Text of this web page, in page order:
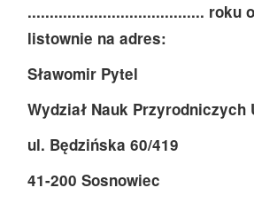
........................................ roku
listownie na adres:
Sławomir Pytel
Wydział Nauk Przyrodniczych
ul. Będzińska 60/419
41-200 Sosnowiec